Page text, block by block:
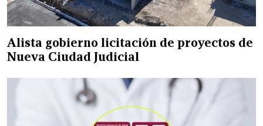
Alista gobierno licitación de proyectos de
Nueva Ciudad Judicial